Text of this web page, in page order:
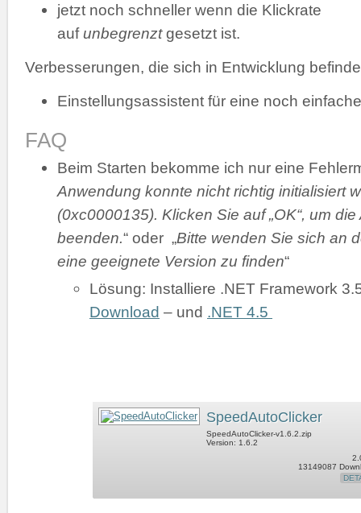
jetzt noch schneller wenn die Klickrate
aufunbegrenztgesetzt ist.
Verbesserungen, die sich in Entwicklung
Einstellungsassistent für eine noch
FAQ
Beim Starten bekomme ich nur eine
Anwendung konnte nicht richtig initialisiert
(0xc0000135). Klicken Sie auf „OK“, um
beenden.“ oder „Bitte wenden Sie sich an
eine geeignete Version zu finden“
Lösung: Installiere .NET Framework
Download – und .NET 4.5
SpeedAutoClicker
SpeedAutoClicker-v1.6.2.zip
Version: 1.6.2
13149087